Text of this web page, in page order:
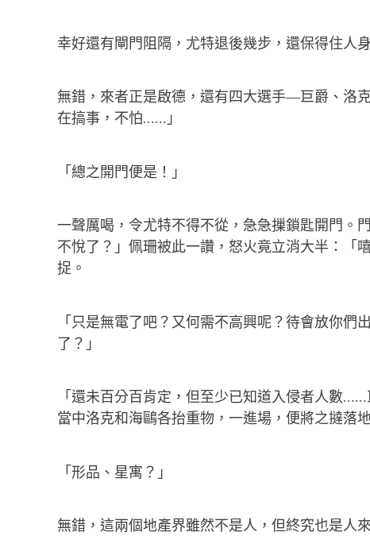
幸好還有閘門阻隔，尤特退後幾步，還保得住人
無錯，來者正是啟德，還有四大選手—巨爵、洛
在搞事，不怕……」
「總之開門便是！」
一聲厲喝，令尤特不得不從，急急摷鎖匙開門。
不悅了？」佩珊被此一讚，怒火竟立消大半：
捉。
「只是無電了吧？又何需不高興呢？待會放你
了？」
「還未百分百肯定，但至少已知道入侵者人數
當中洛克和海鷗各抬重物，一進場，便將之撻
「形品、星寓？」
無錯，這兩個地產界雖然不是人，但終究也是人